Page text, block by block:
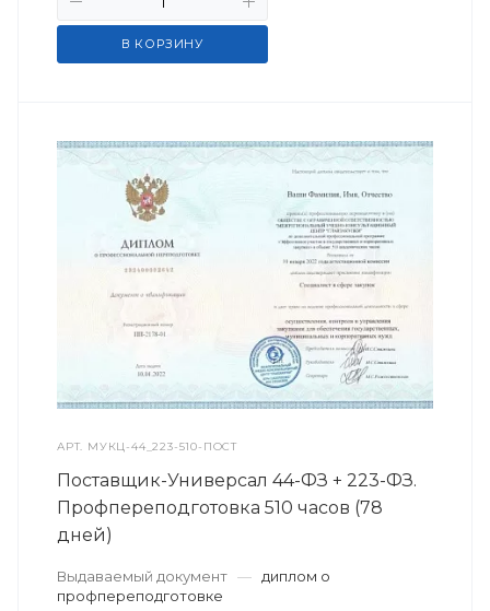
В КОРЗИНУ
АРТ. МУКЦ-44_223-510-ПОСТ
Поставщик-Универсал 44-ФЗ + 223-ФЗ.
Профпереподготовка 510 часов (78
дней)
Выдаваемый документ —
диплом о
профпереподготовке